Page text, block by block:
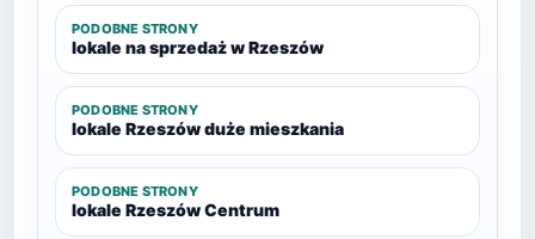
PODOBNE STRONY
lokale na sprzedaż w Rzeszów
PODOBNE STRONY
lokale Rzeszów duże mieszkania
PODOBNE STRONY
lokale Rzeszów Centrum